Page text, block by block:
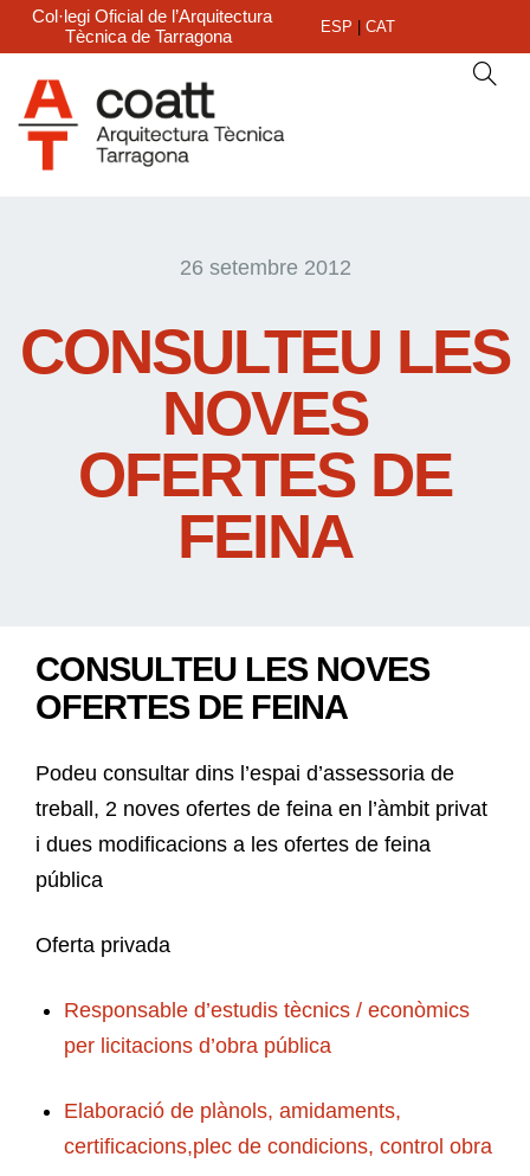
Col·legi Oficial de l’Arquitectura
Tècnica de Tarragona
ESP CAT
26 setembre 2012
CONSULTEU LES
NOVES
OFERTES DE
FEINA
CONSULTEU LES NOVES
OFERTES DE FEINA
Podeu consultar dins l’espai d’assessoria de
treball, 2 noves ofertes de feina en l’àmbit privat
i dues modificacions a les ofertes de feina
pública
Oferta privada
Responsable d’estudis tècnics / econòmics
per licitacions d’obra pública
Elaboració de plànols, amidaments,
certificacions,plec de condicions, control obra